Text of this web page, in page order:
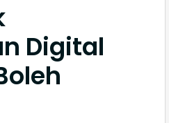
Digital